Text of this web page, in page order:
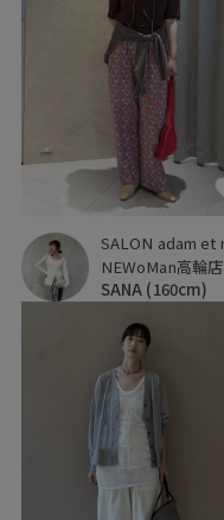
NEWoMan高輪店
SANA (160cm)